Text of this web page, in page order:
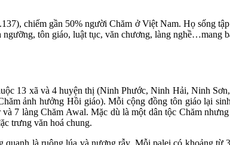
chiếm gần 50% người Chăm ở Việt Nam. Họ sống
tôn giáo, luật tục, văn chương, làng nghề…mang
13 xã và 4 huyện thị (Ninh Phước, Ninh Hải, Ninh
ảnh hưởng Hồi giáo). Mỗi cộng đồng tôn giáo lại
7 làng Chăm Awal. Mặc dù là một dân tộc Chăm
trưng văn hoá chung.
là ruộng lúa và nương rẫy. Mỗi palei có khoảng từ